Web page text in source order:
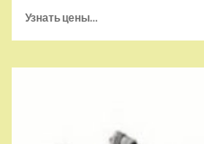
Узнать цены...
(EU)
Шанг-